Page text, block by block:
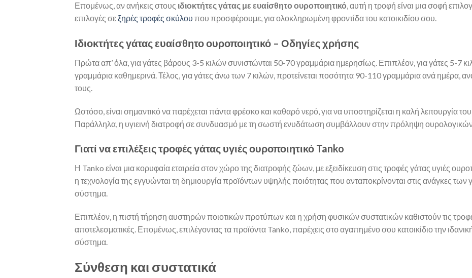
Επομένως, αν ανήκεις στους ιδιοκτήτες γάτας με ευαίσθητο ουροποιητικό, αυτή η τροφή είναι μια σοφή
επιλογές σεξηρές τροφές σκύλου που προσφέρουμε, για ολοκληρωμένη φροντίδα του κατοικιδίου σου.
Ιδιοκτήτες γάτας ευαίσθητο ουροποιητικό – Οδηγίες χρήσης
Πρώτα απ’ όλα, για γάτες βάρους 3-5 κιλών συνιστώνται 50-70 γραμμάρια ημερησίως. Επιπλέον, για γάτες 5-7
γραμμάρια καθημερινά. Τέλος, για γάτες άνω των 7 κιλών, προτείνεται ποσότητα 90-110 γραμμάρια ανά ημέρα,
τους.
Ωστόσο, είναι σημαντικό να παρέχεται πάντα φρέσκο και καθαρό νερό, για να υποστηρίζεται η καλή λειτουργία
Παράλληλα, η υγιεινή διατροφή σε συνδυασμό με τη σωστή ενυδάτωση συμβάλλουν στην πρόληψη
Γιατί να επιλέξεις τροφές γάτας υγιές ουροποιητικό Tanko
Η Tanko είναι μια κορυφαία εταιρεία στον χώρο της διατροφής ζώων, με εξειδίκευση στις τροφές γάτας υγιές
η τεχνολογία της εγγυώνται τη δημιουργία προϊόντων υψηλής ποιότητας που ανταποκρίνονται στις ανάγκες
σύστημα.
Επιπλέον, η πιστή τήρηση αυστηρών ποιοτικών προτύπων και η χρήση φυσικών συστατικών καθιστούν τις
αποτελεσματικές. Επομένως, επιλέγοντας τα προϊόντα Tanko, παρέχεις στο αγαπημένο σου κατοικίδιο την
σύστημα.
Σύνθεση και συστατικά